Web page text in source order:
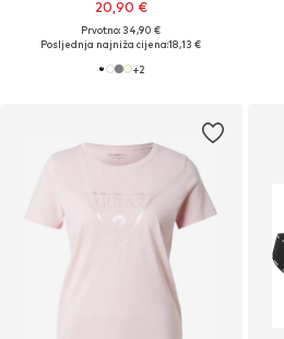
20,90 €
Prvotno: 34,90 €
Posljednja najniža cijena:18,13 €
+2